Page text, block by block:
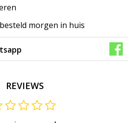
morgen in huis
REVIEWS